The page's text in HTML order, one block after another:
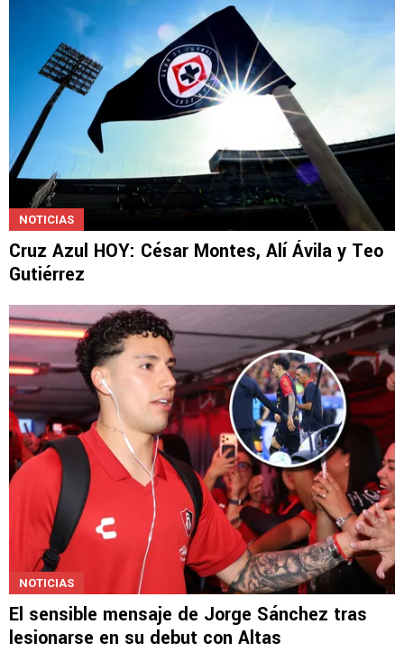
NOTICIAS
Cruz Azul HOY: César Montes, Alí Ávila y Teo
Gutiérrez
NOTICIAS
El sensible mensaje de Jorge Sánchez tras
lesionarse en su debut con Altas